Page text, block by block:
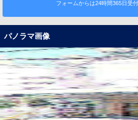
フォームからは24時間365日受
パノラマ画像